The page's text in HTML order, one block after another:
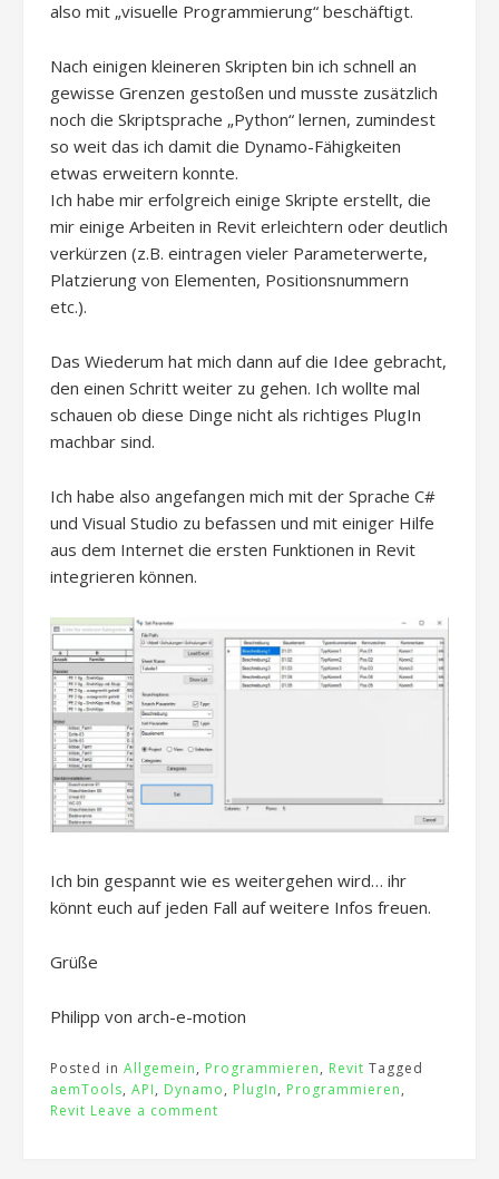
also mit „visuelle Programmierung“ beschäftigt.
Nach einigen kleineren Skripten bin ich schnell an
gewisse Grenzen gestoßen und musste zusätzlich
noch die Skriptsprache „Python“ lernen, zumindest
so weit das ich damit die Dynamo-Fähigkeiten
etwas erweitern konnte.
Ich habe mir erfolgreich einige Skripte erstellt, die
mir einige Arbeiten in Revit erleichtern oder deutlich
verkürzen (z.B. eintragen vieler Parameterwerte,
Platzierung von Elementen, Positionsnummern
etc.).
Das Wiederum hat mich dann auf die Idee gebracht,
den einen Schritt weiter zu gehen. Ich wollte mal
schauen ob diese Dinge nicht als richtiges PlugIn
machbar sind.
Ich habe also angefangen mich mit der Sprache C#
und Visual Studio zu befassen und mit einiger Hilfe
aus dem Internet die ersten Funktionen in Revit
integrieren können.
Ich bin gespannt wie es weitergehen wird… ihr
könnt euch auf jeden Fall auf weitere Infos freuen.
Grüße
Philipp von arch-e-motion
Posted in Allgemein, Programmieren, Revit Tagged
aemTools, API, Dynamo, PlugIn, Programmieren,
Revit Leave a comment